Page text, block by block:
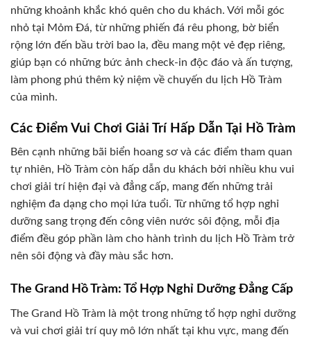
những khoảnh khắc khó quên cho du khách. Với mỗi góc
nhỏ tại Mỏm Đá, từ những phiến đá rêu phong, bờ biển
rộng lớn đến bầu trời bao la, đều mang một vẻ đẹp riêng,
giúp bạn có những bức ảnh check-in độc đáo và ấn tượng,
làm phong phú thêm kỷ niệm về chuyến du lịch Hồ Tràm
của mình.
Các Điểm Vui Chơi Giải Trí Hấp Dẫn Tại Hồ Tràm
Bên cạnh những bãi biển hoang sơ và các điểm tham quan
tự nhiên, Hồ Tràm còn hấp dẫn du khách bởi nhiều khu vui
chơi giải trí hiện đại và đẳng cấp, mang đến những trải
nghiệm đa dạng cho mọi lứa tuổi. Từ những tổ hợp nghỉ
dưỡng sang trọng đến công viên nước sôi động, mỗi địa
điểm đều góp phần làm cho hành trình du lịch Hồ Tràm trở
nên sôi động và đầy màu sắc hơn.
The Grand Hồ Tràm: Tổ Hợp Nghỉ Dưỡng Đẳng Cấp
The Grand Hồ Tràm là một trong những tổ hợp nghỉ dưỡng
và vui chơi giải trí quy mô lớn nhất tại khu vực, mang đến